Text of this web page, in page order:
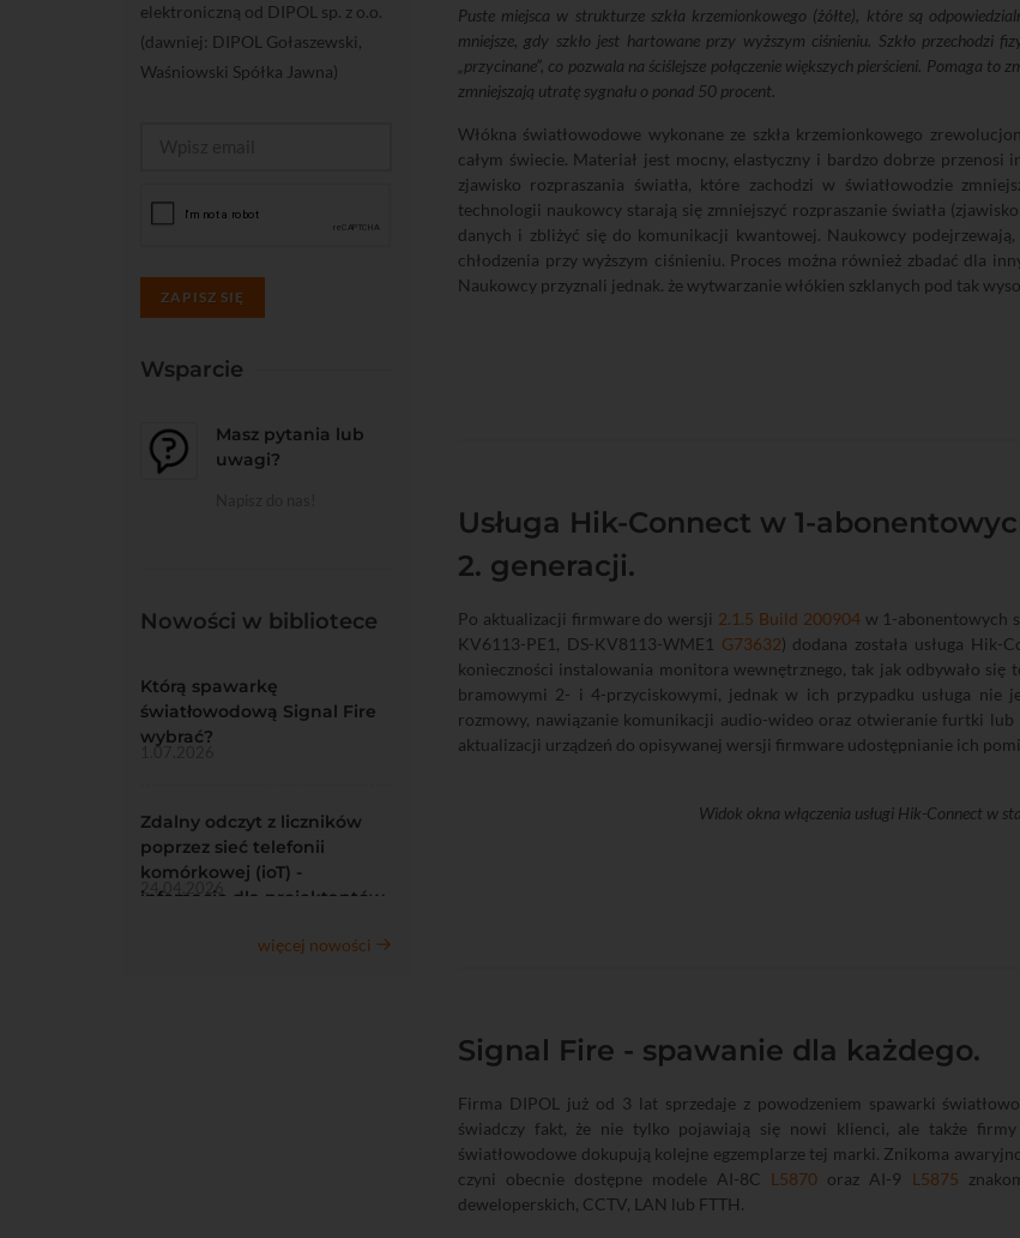
Puste miejsca w strukturze szkła krzemionkowego (żółte), które są
mniejsze, gdy szkło jest hartowane przy wyższym ciśnieniu. Szkło przechodzi
„przycinane”, co pozwala na ściślejsze połączenie większych pierścieni. Pomaga
zmniejszają utratę sygnału o ponad 50 procent.
Włókna światłowodowe wykonane ze szkła krzemionkowego
całym świecie. Materiał jest mocny, elastyczny i bardzo dobrze
zjawisko rozpraszania światła, które zachodzi w światłowodzie
technologii naukowcy starają się zmniejszyć rozpraszanie światła
danych i zbliżyć się do komunikacji kwantowej. Naukowcy podejrzewają,
chłodzenia przy wyższym ciśnieniu. Proces można również zbadać dla
Naukowcy przyznali jednak. że wytwarzanie włókien szklanych pod tak
Usługa Hik-Connect w 1-
2. generacji.
Po aktualizacji firmware do wersji 2.1.5 Build 200904w 1-abonentowych
KV6113-PE1, DS-KV8113-WME1 G73632) dodana została usługa Hik-
konieczności instalowania monitora wewnętrznego, tak jak odbywało
bramowymi 2- i 4-przyciskowymi, jednak w ich przypadku usługa nie
rozmowy, nawiązanie komunikacji audio-wideo oraz otwieranie furtki
aktualizacji urządzeń do opisywanej wersji firmware udostępnianie ich
Widok okna włączenia usługi Hik-Connect w
Signal Fire - spawanie dla każdego.
Firma DIPOL już od 3 lat sprzedaje z powodzeniem spawarki
świadczy fakt, że nie tylko pojawiają się nowi klienci, ale także
światłowodowe dokupują kolejne egzemplarze tej marki. Znikoma
czyni obecnie dostępne modele AI-8C L5870 oraz AI-9 L5875
deweloperskich, CCTV, LAN lub FTTH.
elektroniczną od DIPOL sp. z o.o.
(dawniej: DIPOL Gołaszewski,
Waśniowski Spółka Jawna)
ZAPISZ SIĘ
Wsparcie
Masz pytania lub
uwagi?
Nowości w bibliotece
Którą spawarkę
światłowodową Signal Fire
wybrać?
1.07.2026
Zdalny odczyt z liczników
poprzez sieć telefonii
komórkowej (ioT) -
infomacje dla projektantów
24.04.2026
więcej nowości